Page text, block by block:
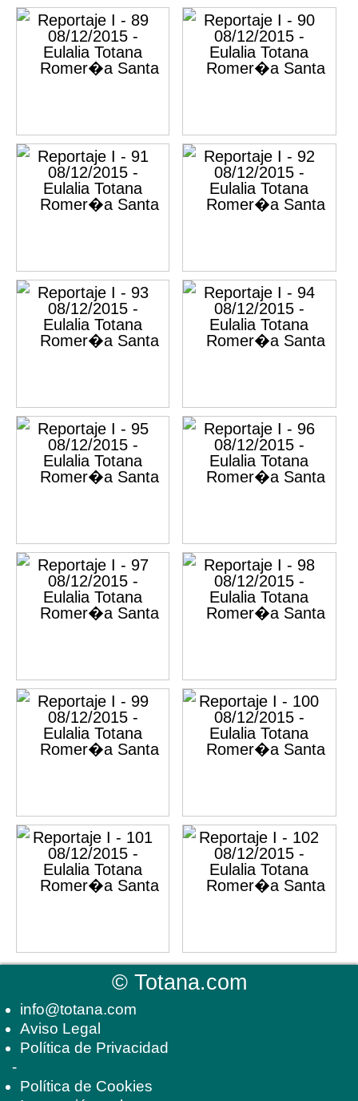
©Totana.com
info@totana.com
Aviso Legal
Política de Privacidad
-
Política de Cookies